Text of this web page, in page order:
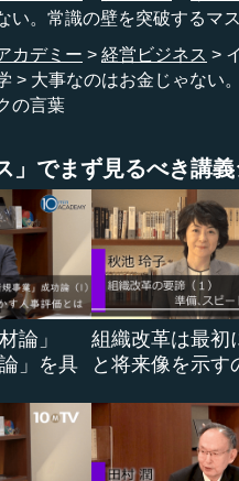
ても変わりませんよ」と。
スクのモノづくりに非常に
り方をするのだという常識が
の常識に縛られてしまうと
ことはできないと。
トの価格を100分の1にする
するためには、それができ
る必要があるわけです。
ってみたら、できてしまう
電池を使って車を走らせる
ですが、それはただ単に誰
す。そして、実際にやって
のの見方を変えていくこと
い。常識の壁を突破するマ
カデミー
経営ビジネス
大事なのはお金じゃない
の言葉
」でまず見るべき講
論」
」を具
組織改革は最初
と将来像を示す